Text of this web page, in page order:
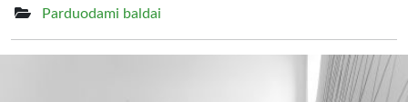
Parduodami baldai